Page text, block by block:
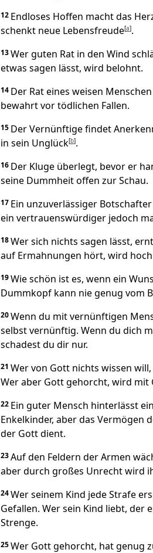
12 Endloses Hoffen macht das
schenkt neue Lebensfreude[a].
13Wer guten Rat in den Wind
etwas sagen lässt, wird belohnt.
14 Der Rat eines weisen
bewahrt vor tödlichen Fallen.
15 Der Vernünftige findet
in sein Unglück[b].
16 Der Kluge überlegt, bevor er
seine Dummheit offen zur Schau.
17 Ein unzuverlässiger
ein vertrauenswürdiger jedoch
18Wer sich nichts sagen lässt,
auf Ermahnungen hört, wird
19Wie schön ist es, wenn ein
Dummkopf kann nie genug vom
20Wenn du mit vernünftigen
selbst vernünftig. Wenn du dich
schadest du dir nur.
21 Wer von Gott nichts wissen
Wer aber Gott gehorcht, wird mit
22 Ein guter Mensch hinterlässt
Enkelkinder, aber das Vermögen
der Gott dient.
23Auf den Feldern der Armen
aber durch großes Unrecht wird
24Wer seinem Kind jede Strafe
Gefallen. Wer sein Kind liebt, der
Strenge.
25Wer Gott gehorcht, hat genug